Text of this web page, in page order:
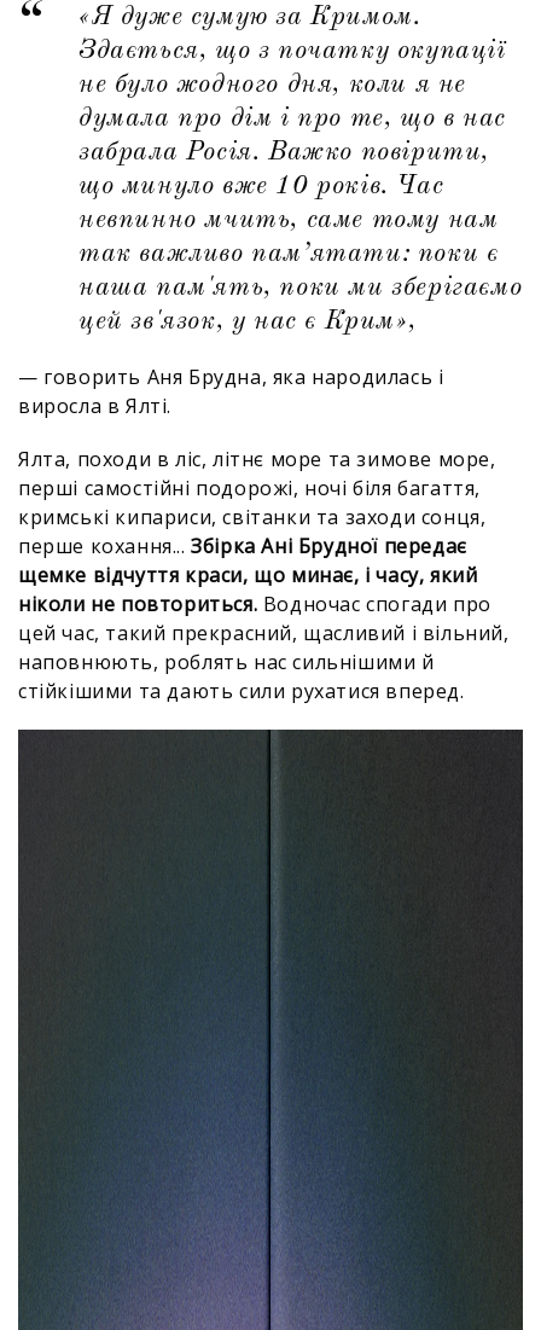
«Я дуже сумую за Кримом.
Здається, що з початку окупації
не було жодного дня, коли я не
думала про дім і про те, що в нас
забрала Росія. Важко повірити,
що минуло вже 10 років. Час
невпинно мчить, саме тому нам
так важливо пам’ятати: поки є
наша пам'ять, поки ми зберігаємо
цей зв'язок, у нас є Крим»,
— говорить Аня Брудна, яка народилась і
виросла в Ялті.
Ялта, походи в ліс, літнє море та зимове море,
перші самостійні подорожі, ночі біля багаття,
кримські кипариси, світанки та заходи сонця,
перше кохання...Збірка Ані Брудної передає
щемке відчуття краси, що минає, і часу, який
ніколи не повториться. Водночас спогади про
цей час, такий прекрасний, щасливий і вільний,
наповнюють, роблять нас сильнішими й
стійкішими та дають сили рухатися вперед.